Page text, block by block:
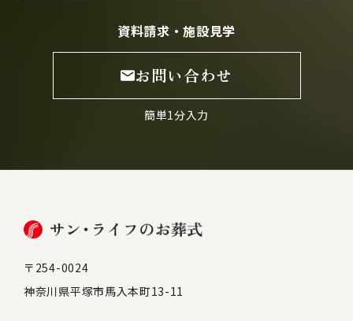
資料請求・施設見学
お問い合わせ
簡単1分入力
〒254-0024
神奈川県平塚市馬入本町13-11